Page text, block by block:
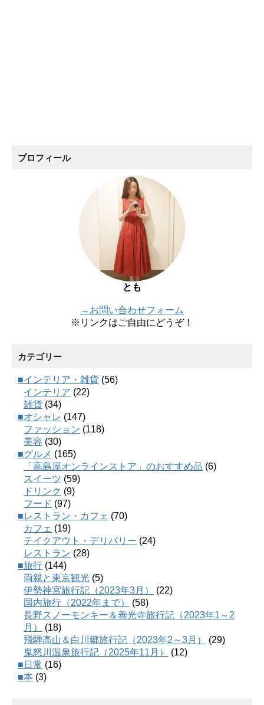
プロフィール
とも
→お問い合わせフォーム
※リンクはご自由にどうぞ！
カテゴリー
■インテリア・雑貨 (56)
インテリア (22)
雑貨 (34)
■オシャレ (147)
ファッション (118)
美容 (30)
■グルメ (165)
「高島屋オンラインストア」のおすすめ品 (6)
スイーツ (59)
ドリンク (9)
フード (97)
■レストラン・カフェ (70)
カフェ (19)
テイクアウト・デリバリー (24)
レストラン (28)
■旅行 (144)
両親と東京観光 (5)
伊勢神宮旅行記（2023年3月）
(22)
国内旅行（2022年まで）
(58)
長野スノーモンキー＆善光寺旅行記（2023年1～2
月）
(18)
飛騨高山＆白川郷旅行記（2023年2～3月）
(29)
鬼怒川温泉旅行記（2025年11月）
(12)
■日常 (16)
■本 (3)